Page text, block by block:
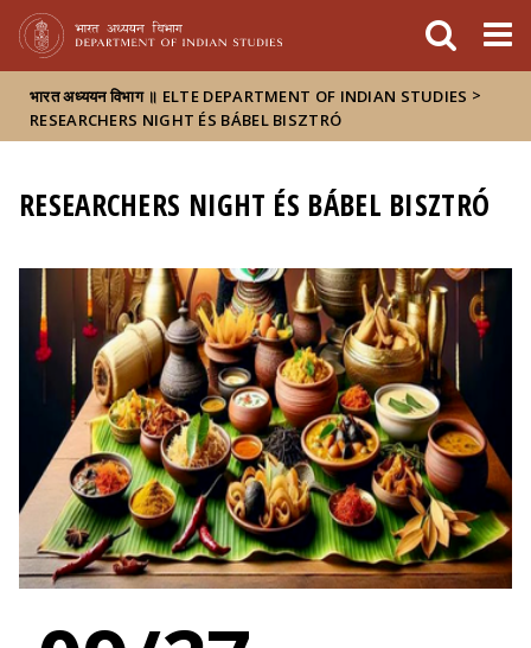
भारत अध्ययन विभाग ॥ ELTE DEPARTMENT OF INDIAN STUDIES >
RESEARCHERS NIGHT ÉS BÁBEL BISZTRÓ
RESEARCHERS NIGHT ÉS BÁBEL BISZTRÓ